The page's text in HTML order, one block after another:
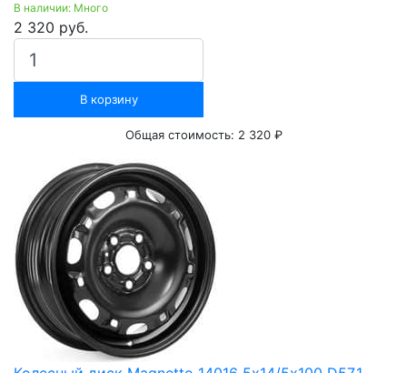
В наличии: Много
2 320 руб.
В корзину
Общая стоимость: 2 320 ₽